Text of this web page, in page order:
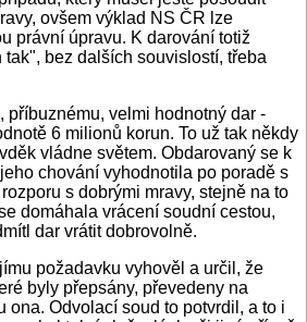
ovšem výklad NS ČR lze
právní úpravu. K darování totiž
bez dalších souvislostí, třeba
příbuznému, velmi hodnotný dar -
6 milionů korun. To už tak někdy
vládne světem. Obdarovaný se k
chování vyhodnotila po poradě s
s dobrými mravy, stejně na to
domáhala vrácení soudní cestou,
dar vrátit dobrovolně.
požadavku vyhověl a určil, že
byly přepsány, převedeny na
ona. Odvolací soud to potvrdil, a to i